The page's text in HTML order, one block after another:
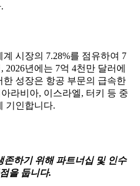
시장의 7.28%를 점유하여 7
년에는 7억 4천만 달러에
성장은 항공 부문의 급속한
라비아, 이스라엘, 터키 등 중
기인합니다.
존하기 위해 파트너십 및 인수
을 둡니다.